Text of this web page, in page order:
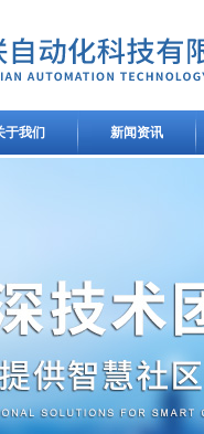
于我们 新闻资讯